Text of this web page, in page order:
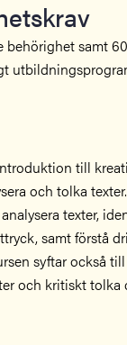
behörighet samt
till
och tolka
texter,
samt förstå
syftar också
och kritiskt